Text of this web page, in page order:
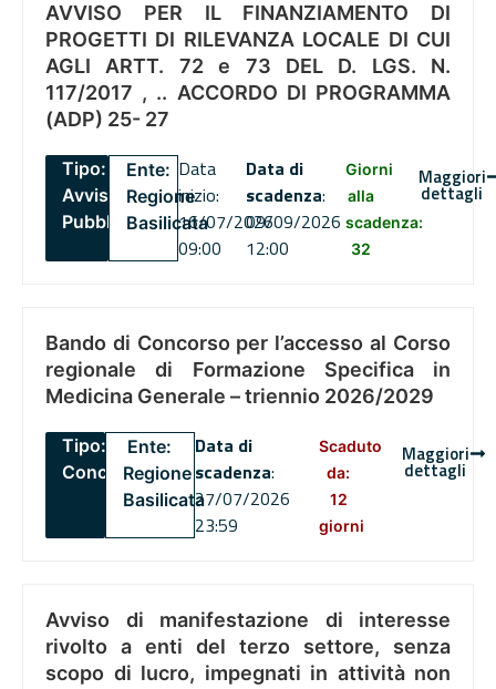
AVVISO PER IL FINANZIAMENTO DI
PROGETTI DI RILEVANZA LOCALE DI CUI
AGLI ARTT. 72 e 73 DEL D. LGS. N.
117/2017 , .. ACCORDO DI PROGRAMMA
(ADP) 25- 27
Tipo:
Avviso
Pubblico
Ente:
Regione
Basilicata
Data
inizio:
16/07/2026
09:00
Data di
scadenza:
09/09/2026
12:00
Giorni
alla
scadenza:
32
Maggiori
dettagli
Bando di Concorso per l’accesso al Corso
regionale di Formazione Specifica in
Medicina Generale – triennio 2026/2029
Tipo:
Concorsi
Ente:
Regione
Basilicata
Data di
scadenza:
27/07/2026
23:59
Scaduto
da:
12
giorni
Maggiori
dettagli
Avviso di manifestazione di interesse
rivolto a enti del terzo settore, senza
scopo di lucro, impegnati in attività non